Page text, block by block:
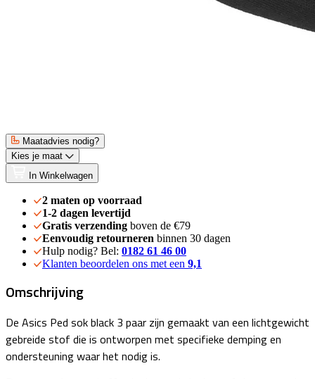
Maatadvies nodig?
Kies je maat
In Winkelwagen
2 maten op voorraad
1-2 dagen levertijd
Gratis verzending boven de €79
Eenvoudig retourneren binnen 30 dagen
Hulp nodig? Bel: 0182 61 46 00
Klanten beoordelen ons met een 9,1
Omschrijving
De Asics Ped sok black 3 paar zijn gemaakt van een lichtgewicht
gebreide stof die is ontworpen met specifieke demping en
ondersteuning waar het nodig is.